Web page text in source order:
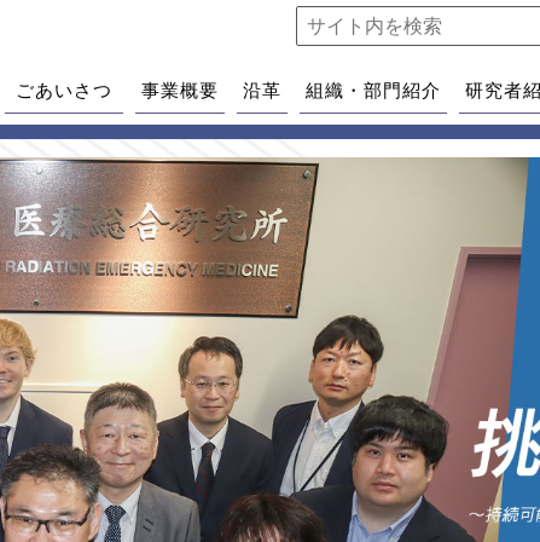
ごあいさつ 事業概要 沿革 組織・部門紹介 研究者